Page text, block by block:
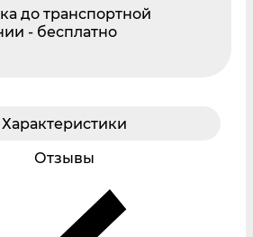
до транспортной
- бесплатно
Характеристики
Отзывы